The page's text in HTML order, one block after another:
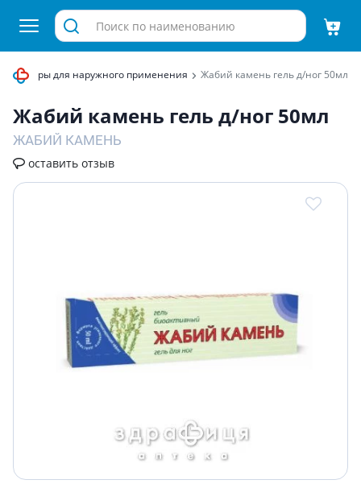
для наружного применения Жабий камень гель д/ног 50мл
Жабий камень гель д/ног 50мл
ЖАБИЙ КАМЕНЬ
оставить отзыв